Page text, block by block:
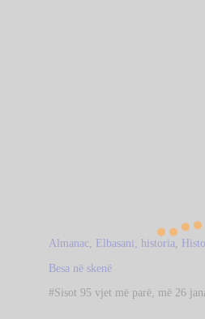
Almanac, Elbasani; historia,
Besa në skenë
#Sisot 95 vjet më parë, më 26